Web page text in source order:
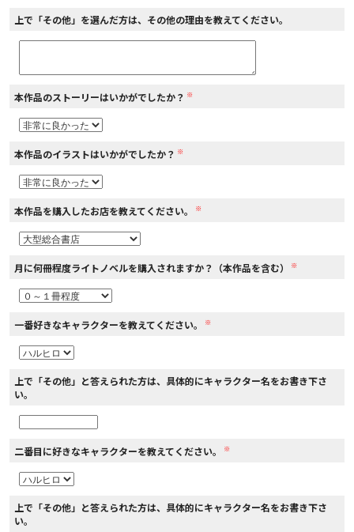
コミックパルフェ
閉じる
上で「その他」を選んだ方は、その他の理由を教えてください。
本作品のストーリーはいかがでしたか？ ※
本作品のイラストはいかがでしたか？ ※
本作品を購入したお店を教えてください。 ※
月に何冊程度ライトノベルを購入されますか？（本作品を含む） ※
一番好きなキャラクターを教えてください。 ※
上で「その他」と答えられた方は、具体的にキャラクター名をお書き下さ
い。
二番目に好きなキャラクターを教えてください。 ※
上で「その他」と答えられた方は、具体的にキャラクター名をお書き下さ
い。